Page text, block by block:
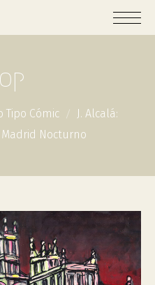
Tipo Cómic
J. Alcalá:
Nocturno